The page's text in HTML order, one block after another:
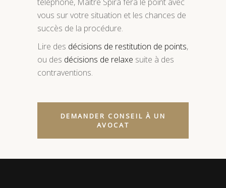
vous sur votre situation et les chances de
succès de la procédure.
Lire des décisions de restitution de points,
ou des décisions de relaxe suite à des
contraventions.
DEMANDER CONSEIL À UN
AVOCAT